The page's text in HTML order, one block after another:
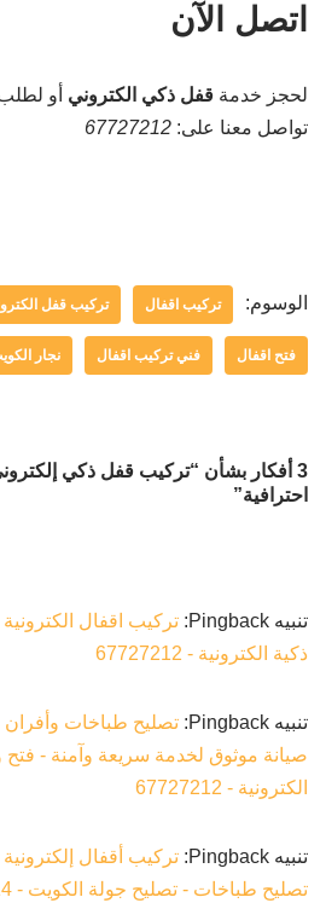
اتصل الآن
لحجز خدمة قفل ذكي الكتروني أو
تواصل معنا على: 67727212
الوسوم: تركيب اقفال تركيب قفل
فتح اقفال فني تركيب اقفال نجار
3 أفكار بشأن “تركيب قفل ذكي
احترافية”
تنبيه Pingback:
تركيب اقفال
ذكية الكترونية - 67727212
تنبيه Pingback:
تصليح طباخات وأفران
صيانة موثوق لخدمة سريعة وآمنة - فتح
الكترونية - 67727212
تنبيه Pingback:
تركيب أقفال
تصليح طباخات - تصليح جولة الكويت - 51184414